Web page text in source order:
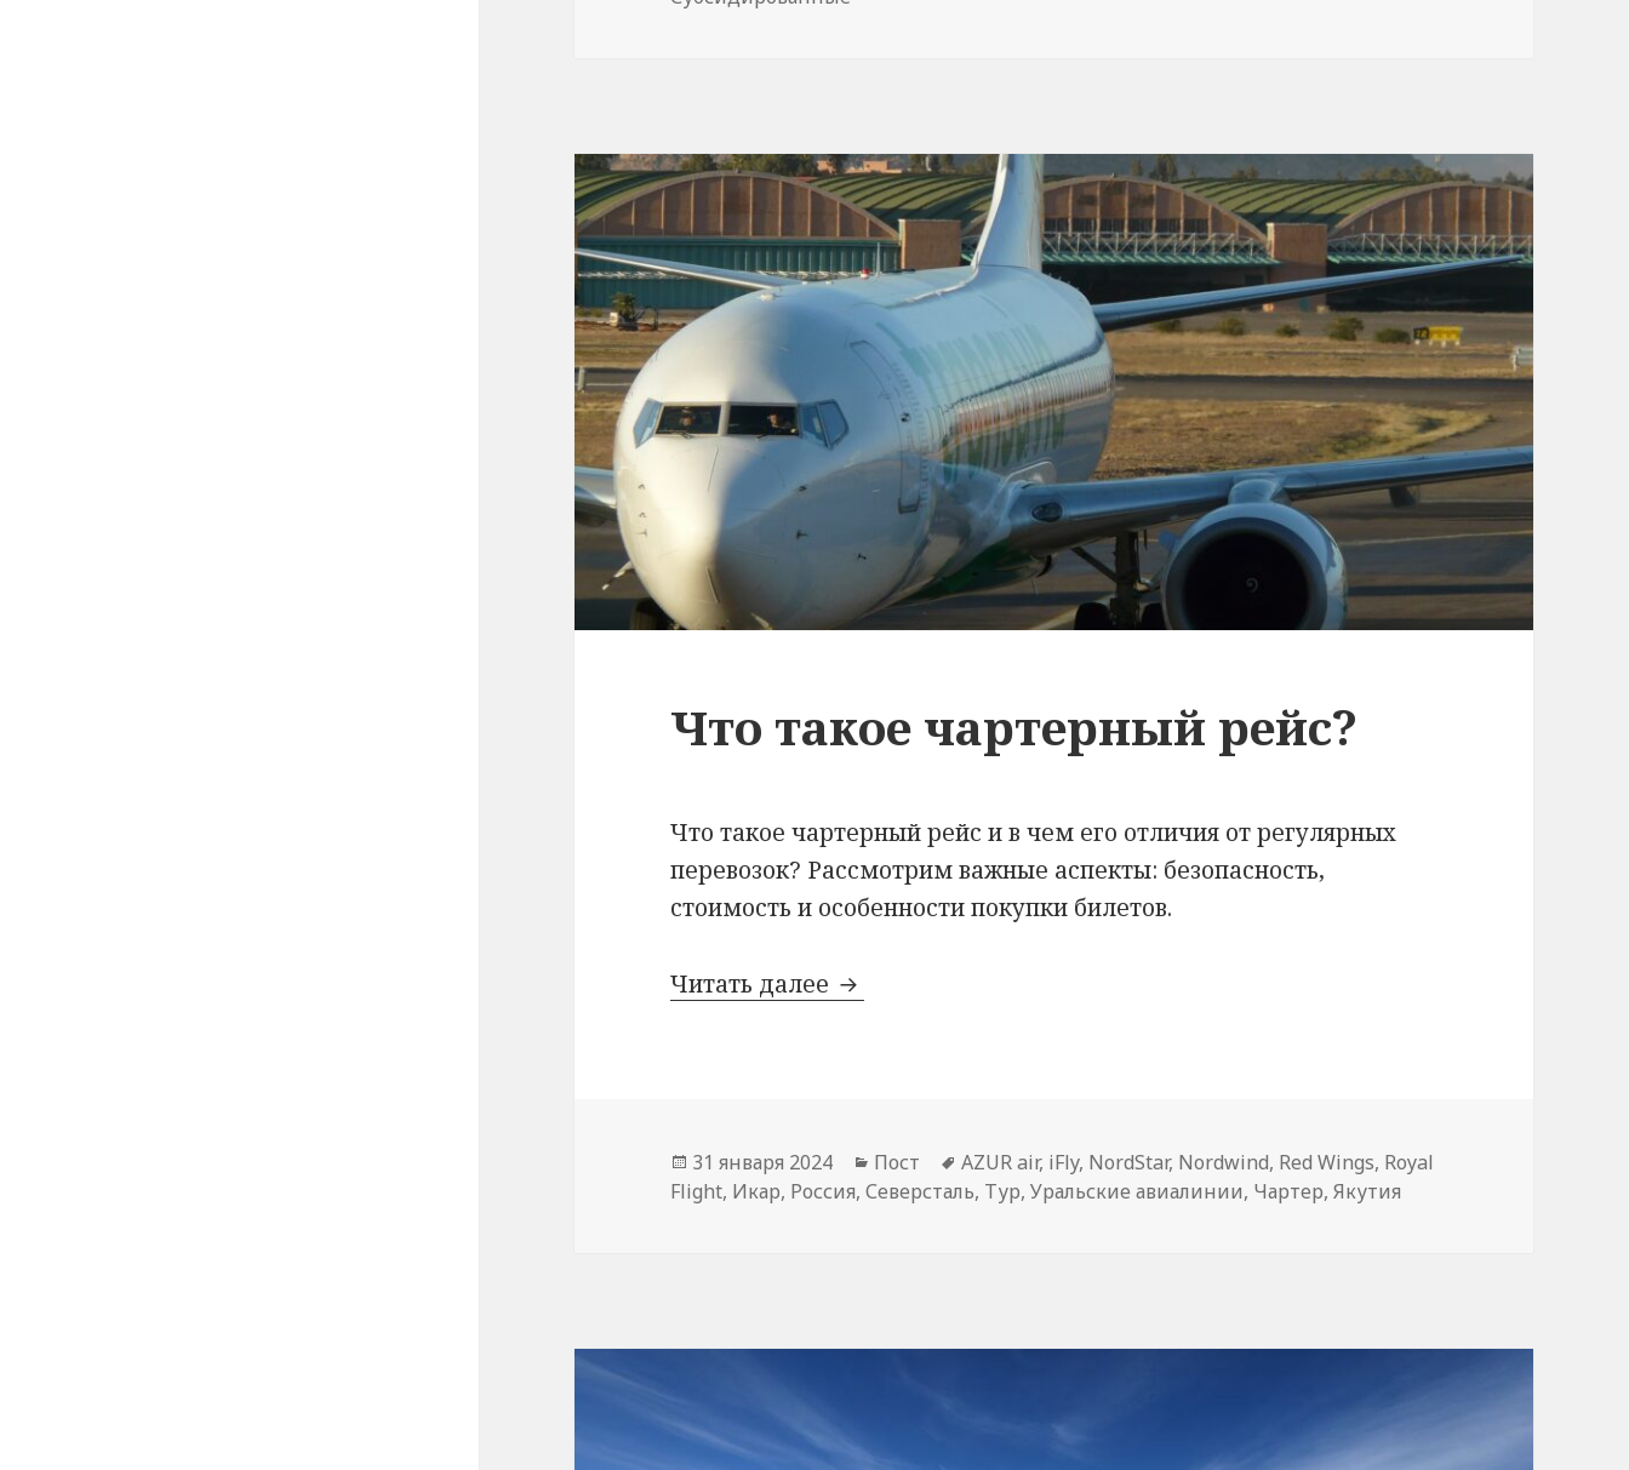
Что такое чартерный рейс?
Что такое чартерный рейс и в чем его отличия от регулярных
перевозок? Рассмотрим важные аспекты: безопасность,
стоимость и особенности покупки билетов.
Читать далее Что такое чартерный рейс?
Опубликовано
31 января 2024 Рубрики
Пост Метки
AZUR air, iFly, NordStar, Nordwind, Red Wings, Royal
Flight, Икар, Россия,Северсталь, Тур,Уральские авиалинии, Чартер,Якутия